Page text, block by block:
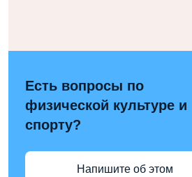
Есть вопросы по
физической культуре и
спорту?
Напишите об этом